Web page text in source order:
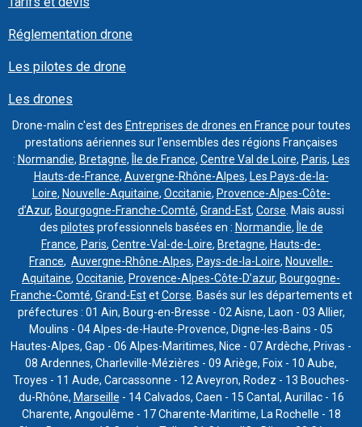
Réglementation drone
Les pilotes de drone
Les drones
Drone-malin c'est des Entreprises de drones en France pour toutes
prestations aériennes sur l'ensembles des régions Françaises
: Normandie, Bretagne, Île de France, Centre Val de Loire, Paris, Les
Hauts-de-France, Auvergne-Rhône-Alpes, Les Pays-de-la-
Loire, Nouvelle-Aquitaine, Occitanie, Provence-Alpes-Côte-
d’Azur, Bourgogne-Franche-Comté, Grand-Est, Corse. Mais aussi
des pilotes professionnels basées en : Normandie,
Île de
France, Paris, Centre-Val-de-Loire, Bretagne, Hauts-de-
France, Auvergne-Rhône-Alpes, Pays-de-la-Loire, Nouvelle-
Aquitaine, Occitanie, Provence-Alpes-Côte-D’azur, Bourgogne-
Franche-Comté, Grand-EstetCorse. Basés sur les départements et
préfectures : 01 Ain, Bourg-en-Bresse - 02 Aisne, Laon - 03 Allier,
Moulins - 04 Alpes-de-Haute-Provence, Digne-les-Bains - 05
Hautes-Alpes, Gap - 06 Alpes-Maritimes, Nice - 07 Ardèche, Privas -
08 Ardennes, Charleville-Mézières - 09 Ariège, Foix - 10 Aube,
Troyes - 11 Aude, Carcassonne - 12 Aveyron, Rodez - 13 Bouches-
du-Rhône, Marseille - 14 Calvados, Caen - 15 Cantal, Aurillac - 16
Charente, Angoulême - 17 Charente-Maritime, La Rochelle - 18